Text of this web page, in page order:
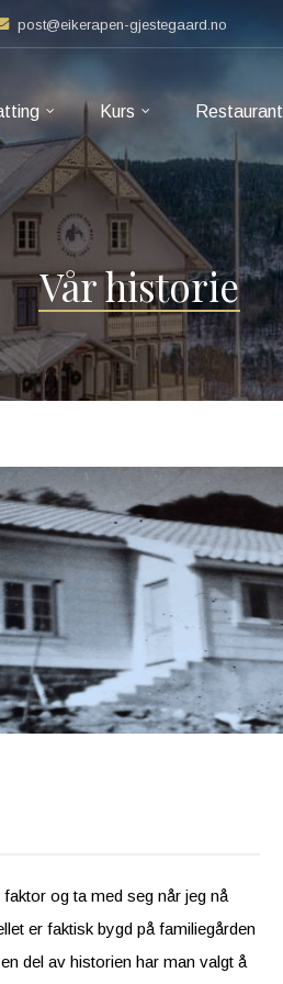
post@eikerapen-gjestegaard.no
Kurs Restaurant
Vår historie
og ta med seg når jeg nå
er faktisk bygd på familiegården
del av historien har man valgt å